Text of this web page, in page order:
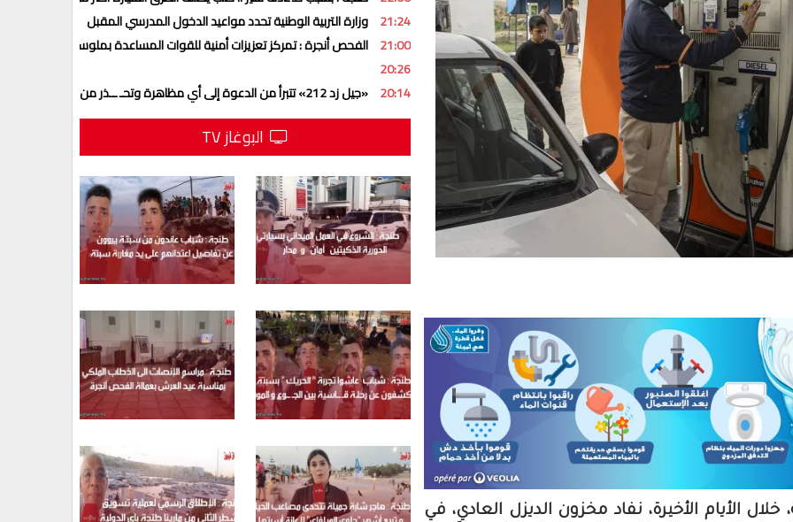
الأخيرة، نفاد مخزون الديزل العادي، في
21:24 وزارة التربية الوطنية تحدد مواعيد الدخول المدرسي المقبل
21:00 الفحص أنجرة : تمركز تعزيزات أمنية للقوات المساعدة بملوسة للاستجابة
20:26
20:14 «جيل زد 212» تتبرأ من الدعوة إلى أي مظاهرة وتحـ ــذر من منشورات وهمية
البوغاز TV